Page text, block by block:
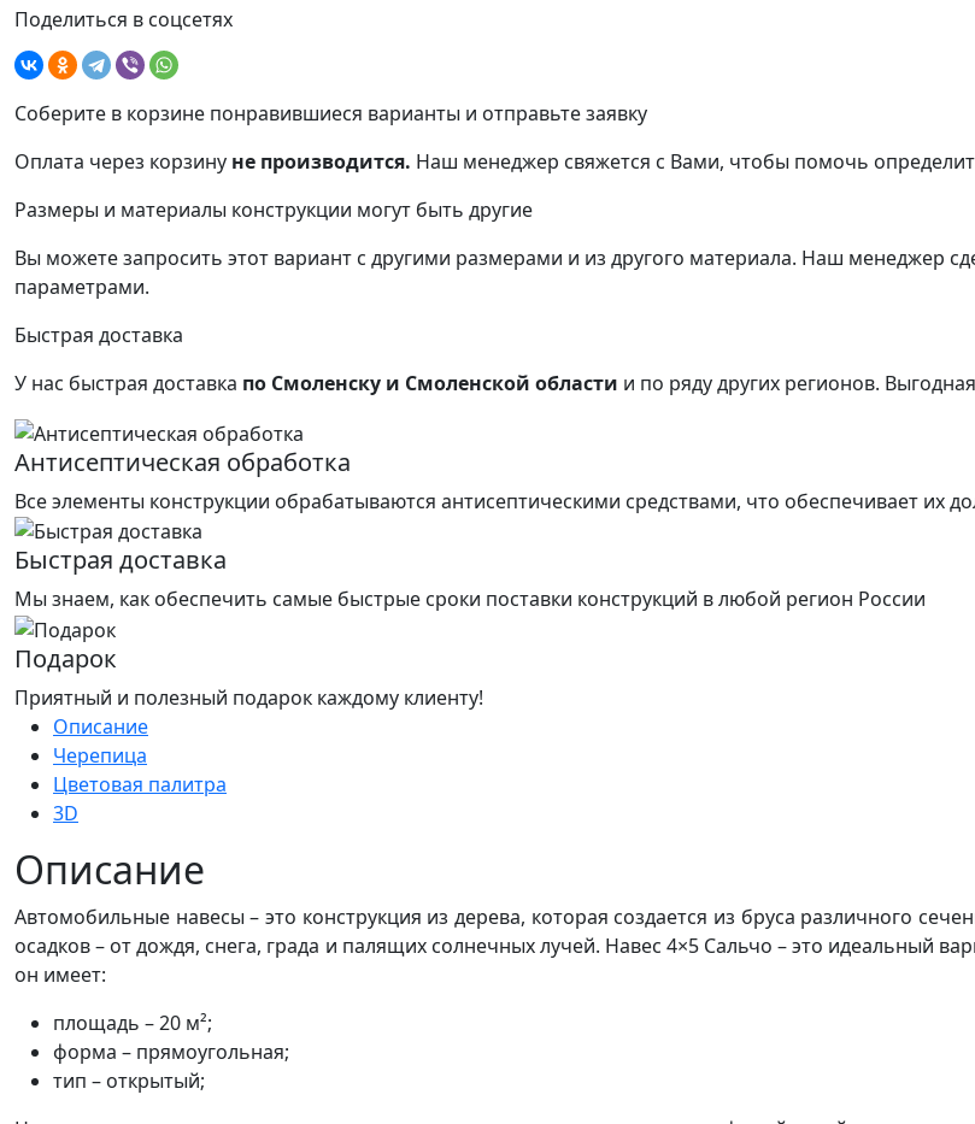
Поделиться в соцсетях
Соберите в корзине понравившиеся варианты и отправьте заявку
Оплата через корзину не производится. Наш менеджер свяжется с Вами, чтобы помочь
Размеры и материалы конструкции могут быть другие
Вы можете запросить этот вариант с другими размерами и из другого материала. Наш менеджер
параметрами.
Быстрая доставка
У нас быстрая доставка по Смоленску и Смоленской области и по ряду других регионов.
Антисептическая обработка
Все элементы конструкции обрабатываются антисептическими средствами, что обеспечивает их
Быстрая доставка
Мы знаем, как обеспечить самые быстрые сроки поставки конструкций в любой регион России
Подарок
Приятный и полезный подарок каждому клиенту!
Описание
Черепица
Цветовая палитра
3D
Описание
Автомобильные навесы – это конструкция из дерева, которая создается из бруса различного
осадков – от дождя, снега, града и палящих солнечных лучей. Навес 4×5 Сальчо – это идеальный
он имеет:
площадь – 20 м²;
форма – прямоугольная;
тип – открытый;